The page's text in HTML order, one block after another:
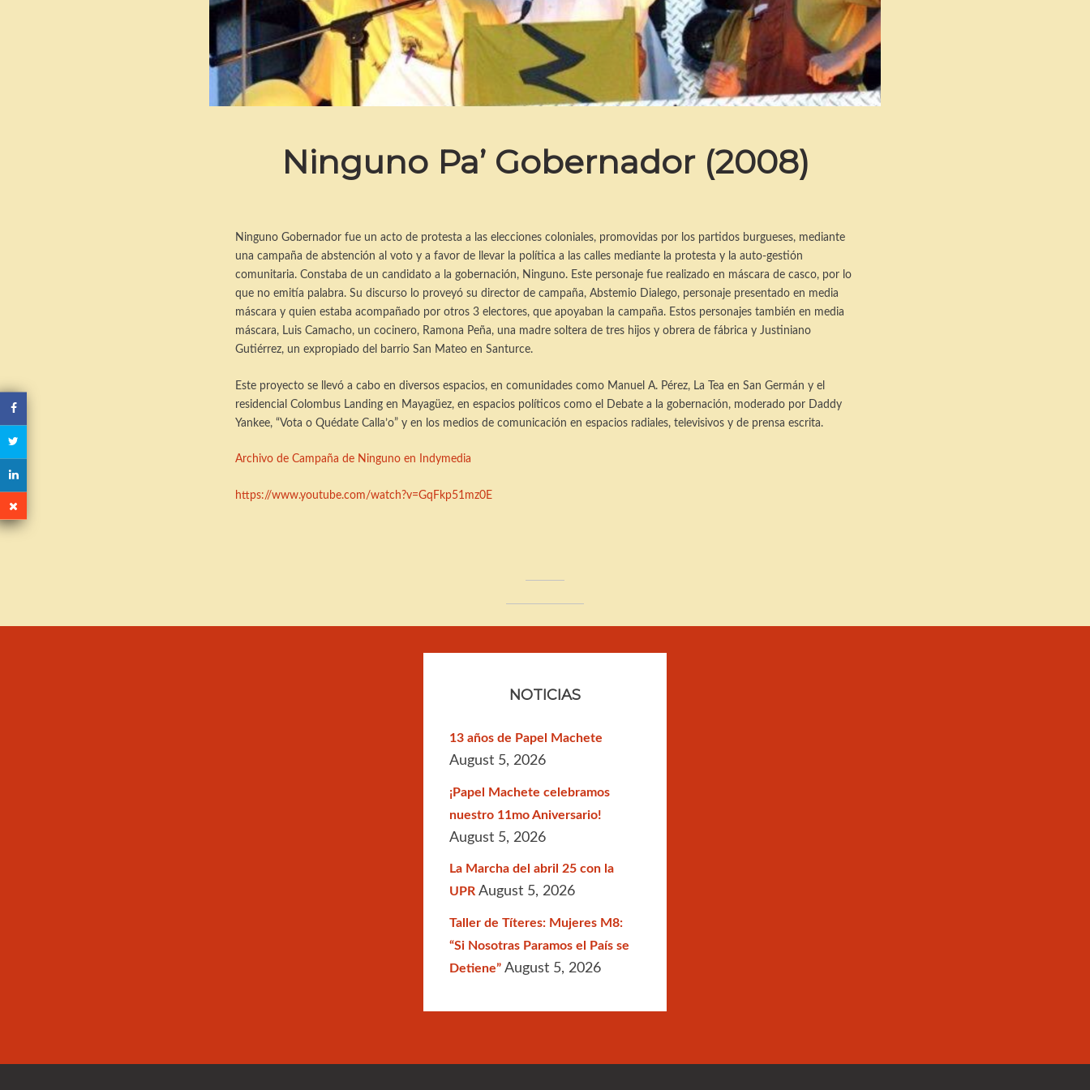
Ninguno Pa’ Gobernador (2008)
Ninguno Gobernador fue un acto de protesta a las elecciones coloniales, promovidas por los partidos burgueses, mediante
una campaña de abstención al voto y a favor de llevar la política a las calles mediante la protesta y la auto-gestión
comunitaria.Constaba de un candidato a la gobernación, Ninguno. Este personaje fue realizado en máscara de casco, por lo
que no emitía palabra. Su discurso lo proveyó su director de campaña, Abstemio Dialego, personaje presentado en media
máscara y quien estaba acompañado por otros 3 electores, que apoyaban la campaña. Estos personajes también en media
máscara, Luis Camacho, un cocinero, Ramona Peña, una madre soltera de tres hijos y obrera de fábrica y Justiniano
Gutiérrez, un expropiado del barrio San Mateo en Santurce.
Este proyecto se llevó a cabo en diversos espacios, en comunidades como Manuel A. Pérez, La Tea en San Germán y el
residencial Colombus Landing en Mayagüez, en espacios políticos como el Debate a la gobernación, moderado por Daddy
Yankee, “Vota o Quédate Calla’o” y en los medios de comunicación en espacios radiales, televisivos y de prensa escrita.
Archivo de Campaña de Ninguno en Indymedia
https://www.youtube.com/watch?v=GqFkp51mz0E
NOTICIAS
13 años de Papel Machete
August 5, 2026
¡Papel Machete celebramos
nuestro 11mo Aniversario!
August 5, 2026
La Marcha del abril 25 con la
UPR August 5, 2026
Taller de Títeres: Mujeres M8:
“Si Nosotras Paramos el País se
Detiene” August 5, 2026